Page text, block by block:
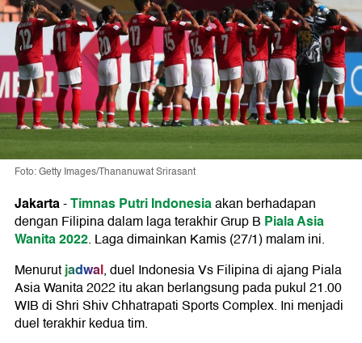
Foto: Getty Images/Thananuwat Srirasant
Jakarta-Timnas Putri Indonesiaakan berhadapan
dengan Filipina dalam laga terakhir Grup B Piala Asia
Wanita 2022. Laga dimainkan Kamis (27/1) malam ini.
Menurutjadwal, duel Indonesia Vs Filipina di ajang Piala
Asia Wanita 2022 itu akan berlangsung pada pukul 21.00
WIB di Shri Shiv Chhatrapati Sports Complex. Ini menjadi
duel terakhir kedua tim.